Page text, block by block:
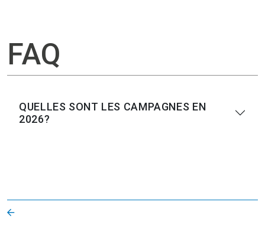
FAQ
QUELLES SONT LES CAMPAGNES EN
2026?